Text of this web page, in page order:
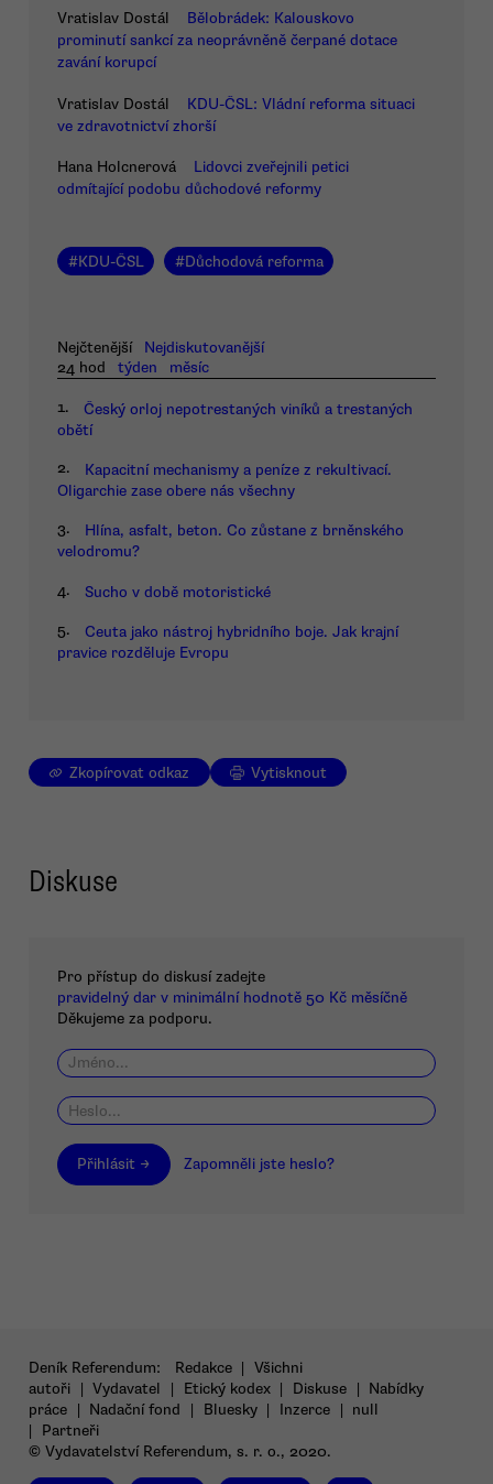
Vratislav Dostál
Bělobrádek: Kalouskovo
prominutí sankcí za neoprávněně čerpané dotace
zavání korupcí
Vratislav Dostál
KDU-ČSL: Vládní reforma situaci
ve zdravotnictví zhorší
Hana Holcnerová
Lidovci zveřejnili petici
odmítající podobu důchodové reformy
#KDU-ČSL #Důchodová reforma
Nejčtenější
Nejdiskutovanější
24 hod
týden měsíc
1.
Český orloj nepotrestaných viníků a trestaných
obětí
2.
Kapacitní mechanismy a peníze z rekultivací.
Oligarchie zase obere nás všechny
3.
Hlína, asfalt, beton. Co zůstane z brněnského
velodromu?
4. Sucho v době motoristické
5.
Ceuta jako nástroj hybridního boje. Jak krajní
pravice rozděluje Evropu
Zkopírovat odkaz Vytisknout
Diskuse
Pro přístup do diskusí zadejte
pravidelný dar v minimální hodnotě 50 Kč měsíčně
Děkujeme za podporu.
Přihlásit → Zapomněli jste heslo?
Deník Referendum: Redakce | Všichni
autoři | Vydavatel | Etický kodex | Diskuse | Nabídky
práce | Nadační fond | Bluesky | Inzerce | null
|
Partneři
© Vydavatelství Referendum, s. r. o., 2020.